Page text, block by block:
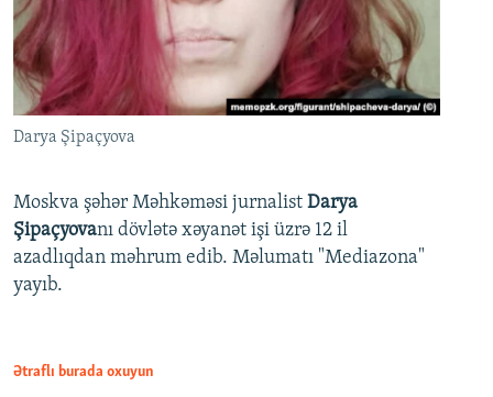
Darya Şipaçyova
Moskva şəhər Məhkəməsi jurnalist Darya
Şipaçyovanı dövlətə xəyanət işi üzrə 12 il
azadlıqdan məhrum edib. Məlumatı "Mediazona"
yayıb.
Ətraflı burada oxuyun